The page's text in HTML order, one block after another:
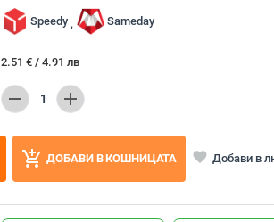
Speedy , Sameday
2.51 € / 4.91 лв
remove 1 add
add_shopping_cart ДОБАВИ В КОШНИЦАТА favorite Добави в